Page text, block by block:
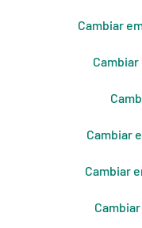
Cambiar
Cambiar
Cambiar
Cambiar